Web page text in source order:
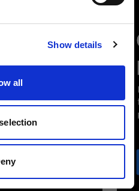
Show details
all
sito